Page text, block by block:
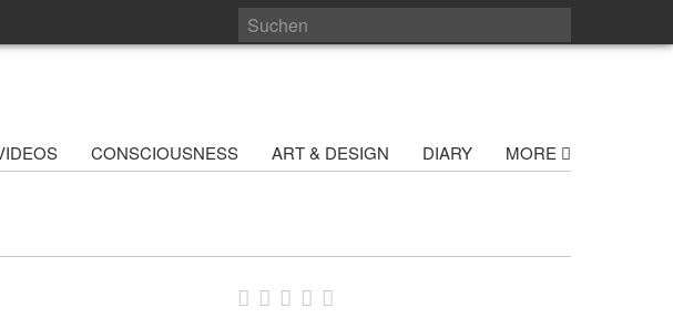
CONSCIOUSNESS ART & DESIGN DIARY MORE